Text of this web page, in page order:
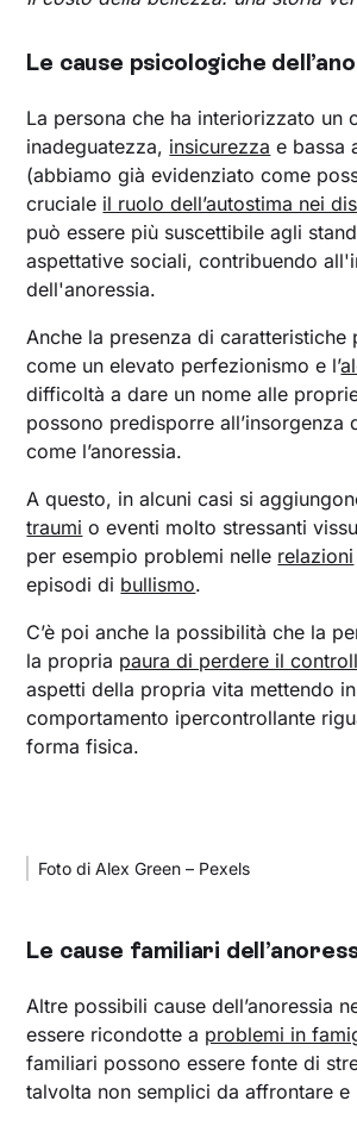
Le cause psicologiche
La persona che ha interiorizzato un
inadeguatezza, insicurezza e bassa
(abbiamo già evidenziato come
cruciale il ruolo dell’autostima nei
può essere più suscettibile agli
aspettative sociali, contribuendo
dell'anoressia.
Anche la presenza di caratteristiche
come un elevato perfezionismo e l’
difficoltà a dare un nome alle
possono predisporre all’insorgenza
come l’anoressia.
A questo, in alcuni casi si
traumi o eventi molto stressanti
per esempio problemi nelle relazioni
episodi di bullismo.
C’è poi anche la possibilità che la
la propria paura di perdere il
aspetti della propria vita mettendo
comportamento ipercontrollante
forma fisica.
Foto di Alex Green – Pexels
Le cause familiari
Altre possibili cause dell’anoressia
essere ricondotte a problemi in
familiari possono essere fonte di
talvolta non semplici da affrontare e